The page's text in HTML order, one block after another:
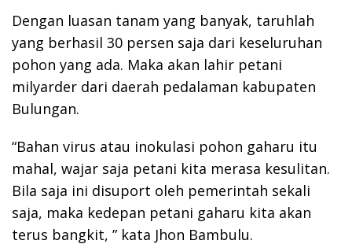
Dengan luasan tanam yang banyak, taruhlah
yang berhasil 30 persen saja dari keseluruhan
pohon yang ada. Maka akan lahir petani
milyarder dari daerah pedalaman kabupaten
Bulungan.
“Bahan virus atau inokulasi pohon gaharu itu
mahal, wajar saja petani kita merasa kesulitan.
Bila saja ini disuport oleh pemerintah sekali
saja, maka kedepan petani gaharu kita akan
terus bangkit, ” kata Jhon Bambulu.